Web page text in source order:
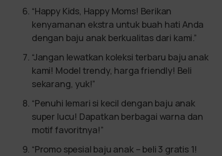
“Happy Kids, Happy Moms! Berikan
kenyamanan ekstra untuk buah hati Anda
dengan baju anak berkualitas dari kami.”
“Jangan lewatkan koleksi terbaru baju anak
kami! Model trendy, harga friendly! Beli
sekarang, yuk!”
“Penuhi lemari si kecil dengan baju anak
super lucu! Dapatkan berbagai warna dan
motif favoritnya!”
“Promo spesial baju anak – beli 3 gratis 1!